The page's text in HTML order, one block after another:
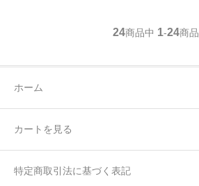
24商品中 1-24商品
ホーム
カートを見る
特定商取引法に基づく表記